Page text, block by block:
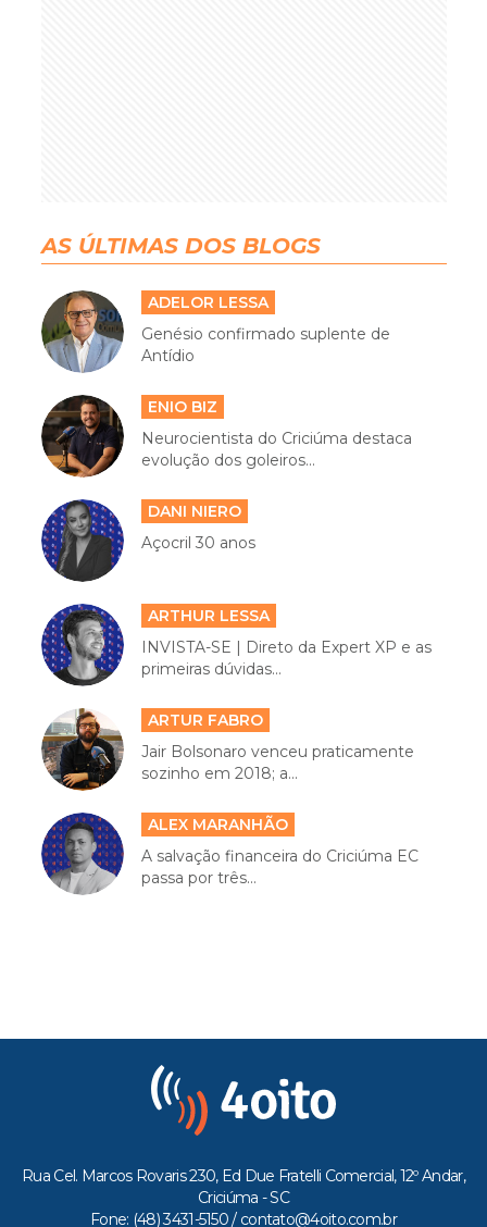
AS ÚLTIMAS DOS BLOGS
ADELOR LESSA
Genésio confirmado suplente de
Antídio
ENIO BIZ
Neurocientista do Criciúma destaca
evolução dos goleiros...
DANI NIERO
Açocril 30 anos
ARTHUR LESSA
INVISTA-SE | Direto da Expert XP e as
primeiras dúvidas...
ARTUR FABRO
Jair Bolsonaro venceu praticamente
sozinho em 2018; a...
ALEX MARANHÃO
A salvação financeira do Criciúma EC
passa por três...
Rua Cel. Marcos Rovaris 230, Ed Due Fratelli Comercial, 12º Andar,
Criciúma - SC
Fone: (48) 3431-5150 / contato@4oito.com.br